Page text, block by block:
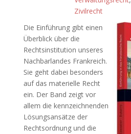
Zivilrecht
Die Einführung gibt einen
Überblick über die
Rechtsinstitution unseres
Nachbarlandes Frankreich.
Sie geht dabei besonders
auf das materielle Recht
ein. Der Band zeigt vor
allem die kennzeichnenden
Lösungsansätze der
Rechtsordnung und die